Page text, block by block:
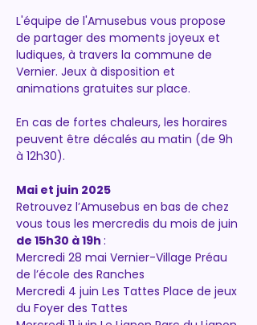
L'équipe de l'Amusebus vous propose
de partager des moments joyeux et
ludiques, à travers la commune de
Vernier. Jeux à disposition et
animations gratuites sur place.
En cas de fortes chaleurs, les horaires
peuvent être décalés au matin (de 9h
à 12h30).
Mai et juin 2025
Retrouvez l’Amusebus en bas de chez
vous tous les mercredis du mois de juin
de 15h30 à 19h :
Mercredi 28 mai Vernier-Village Préau
de l’école des Ranches
Mercredi 4 juin Les Tattes Place de jeux
du Foyer des Tattes